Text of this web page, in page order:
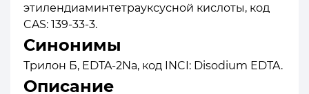
этилендиаминтетрауксусной кислоты, код
CAS: 139-33-3.
Синонимы
Трилон Б, EDTA-2Na, код INCI: Disodium EDTA.
Описание